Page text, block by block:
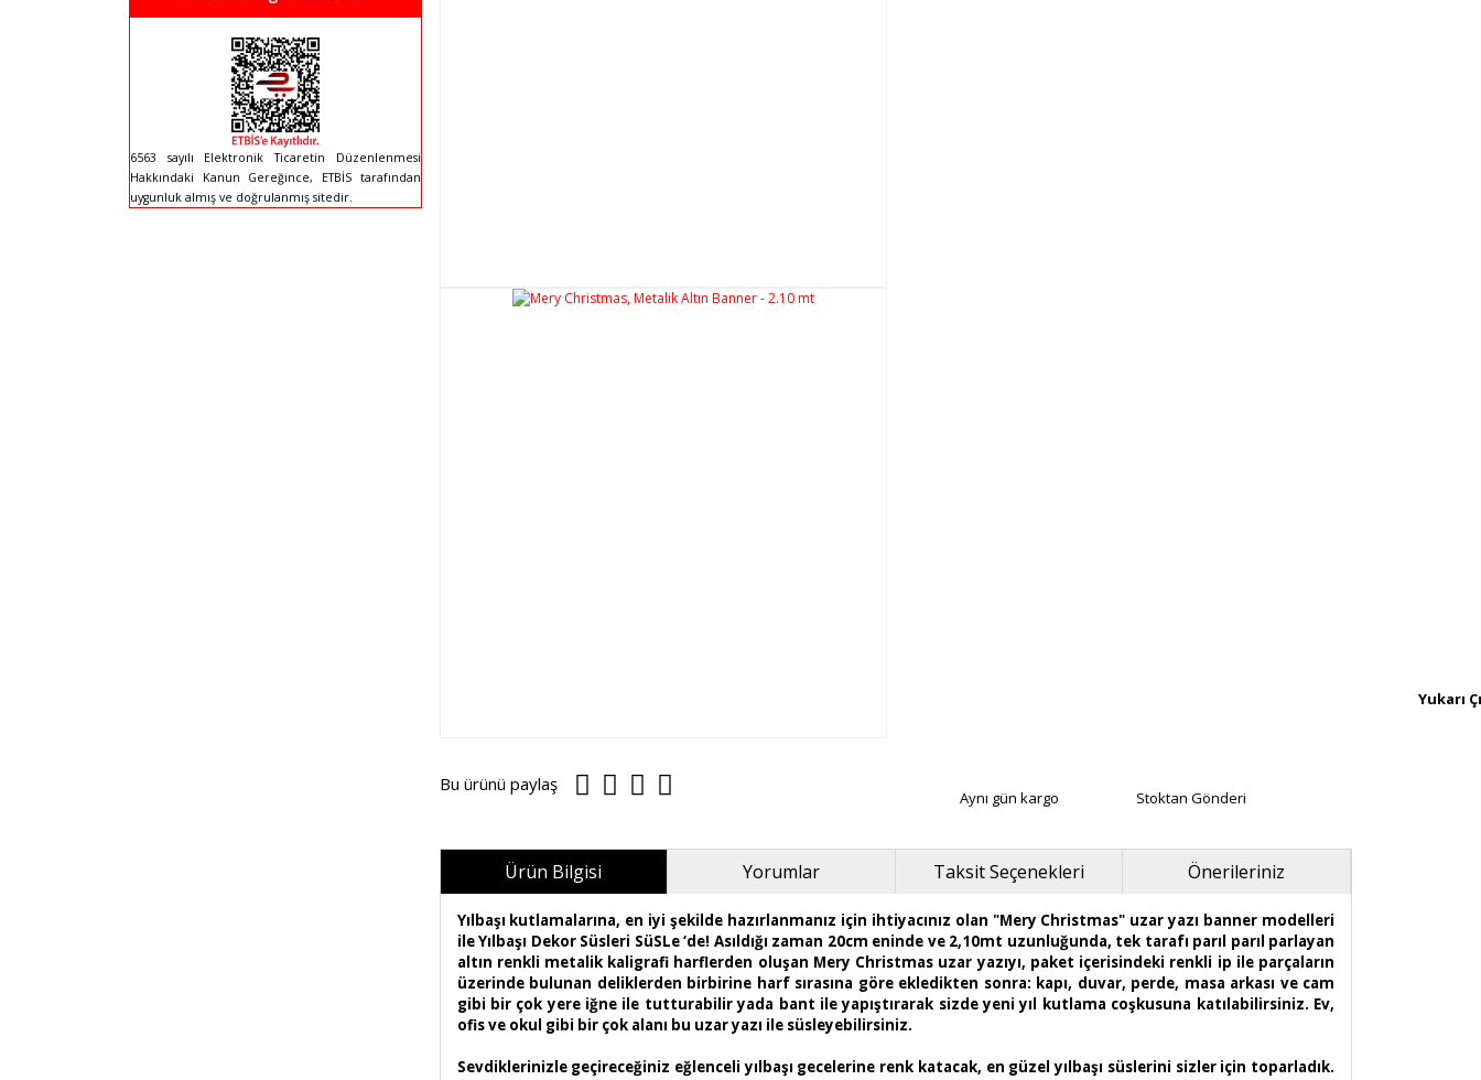
6563 sayılı Elektronik Ticaretin Düzenlenmesi
Hakkındaki Kanun Gereğince, ETBİS tarafından
uygunluk almış ve doğrulanmış sitedir.
Bu ürünü paylaş
Aynı gün kargo Stoktan Gönderi
Ürün Bilgisi Yorumlar Taksit Seçenekleri Önerileriniz
Yılbaşı kutlamalarına, en iyi şekilde hazırlanmanız için ihtiyacınız olan "Mery Christmas" uzar yazı banner modelleri
ile Yılbaşı Dekor Süsleri SüSLe ‘de! Asıldığı zaman 20cm eninde ve 2,10mt uzunluğunda, tek tarafı parıl parıl parlayan
altın renkli metalik kaligrafi harflerden oluşan Mery Christmas uzar yazıyı, paket içerisindeki renkli ip ile parçaların
üzerinde bulunan deliklerden birbirine harf sırasına göre ekledikten sonra: kapı, duvar, perde, masa arkası ve cam
gibi bir çok yere iğne ile tutturabilir yada bant ile yapıştırarak sizde yeni yıl kutlama coşkusuna katılabilirsiniz. Ev,
ofis ve okul gibi bir çok alanı bu uzar yazı ile süsleyebilirsiniz.
Sevdiklerinizle geçireceğiniz eğlenceli yılbaşı gecelerine renk katacak, en güzel yılbaşı süslerini sizler için toparladık.
Yukarı